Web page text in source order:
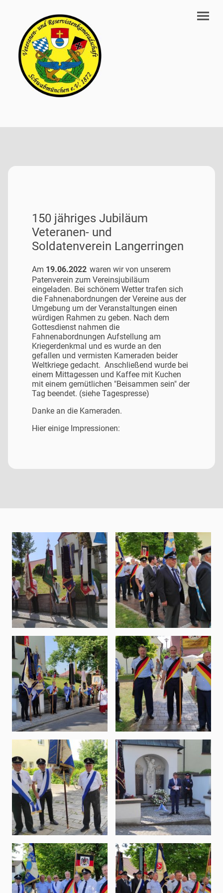
150 jähriges Jubiläum
Veteranen- und
Soldatenverein Langerringen
Am 19.06.2022 waren wir von unserem
Patenverein zum Vereinsjubiläum
eingeladen. Bei schönem Wetter trafen sich
die Fahnenabordnungen der Vereine aus der
Umgebung um der Veranstaltungen einen
würdigen Rahmen zu geben. Nach dem
Gottesdienst nahmen die
Fahnenabordnungen Aufstellung am
Kriegerdenkmal und es wurde an den
gefallen und vermisten Kameraden beider
Weltkriege gedacht. Anschließend wurde bei
einem Mittagessen und Kaffee mit Kuchen
mit einem gemütlichen "Beisammen sein" der
Tag beendet. (siehe Tagespresse)
Danke an die Kameraden.
Hier einige Impressionen: